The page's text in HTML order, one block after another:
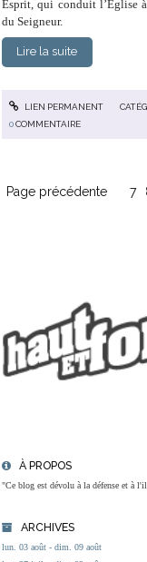
À PROPOS
"Ce blog est dévolu à la défense et à
ARCHIVES
lun. 03 août - dim. 09 août
Esprit, qui conduit l’Église
du Seigneur.
Lire la suite
LIEN PERMANENT
0COMMENTAIRE
Page précédente 7